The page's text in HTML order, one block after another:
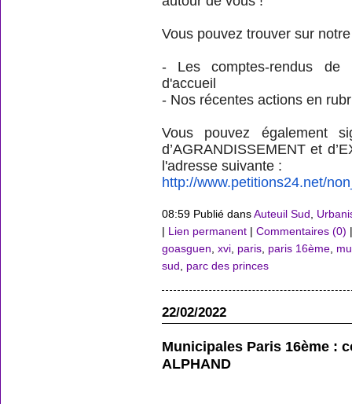
Vous pouvez trouver sur
- Les comptes-rendus de
d'accueil
- Nos récentes actions en
Vous pouvez également
d’AGRANDISSEMENT et
l'adresse suivante :
http://www.petitions24.net/
08:59 Publié dansAuteuil Sud
| Lien permanent | Commentaires (0)
goasguen xvi paris paris 16ème
sud
parc des princes
22/02/2022
Municipales Paris 16ème :
ALPHAND